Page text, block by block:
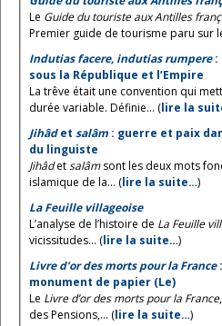
Le Guide du touriste aux Antilles
Premier guide de tourisme paru sur
Indutias facere, indutias rumpere:
sous la République et l’Empire
La trêve était une convention qui
durée variable. Définie... (lire la
Jihâdet salâm : guerre et paix
du linguiste
Jihâdetsalâmsont les deux mots
islamique de la... (lire la suite…)
La Feuille villageoise
L’analyse de l’histoire de La Feuille
vicissitudes... (lire la suite…)
Livre d’or des morts pour la France
monument de papier (Le)
Le Livre d’or des morts pour la France
des Pensions,... (lire la suite…)